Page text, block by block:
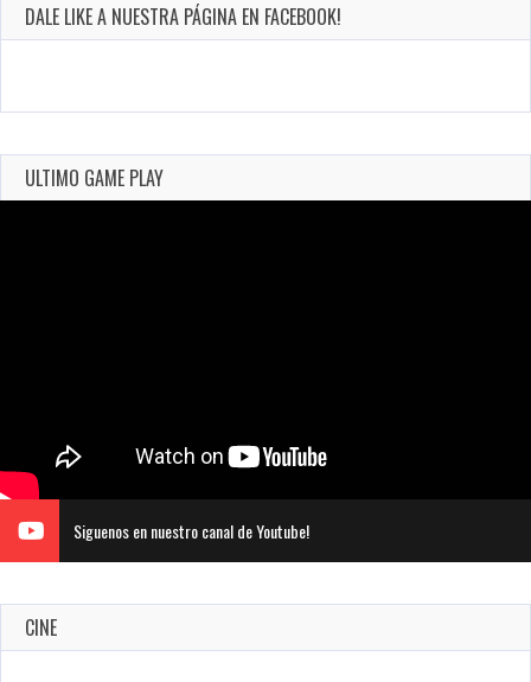
DALE LIKE A NUESTRA PÁGINA EN FACEBOOK!
ULTIMO GAME PLAY
Siguenos en nuestro canal de Youtube!
CINE